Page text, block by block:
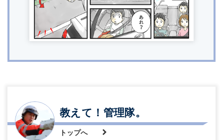
教えて！管理隊。
トップへ